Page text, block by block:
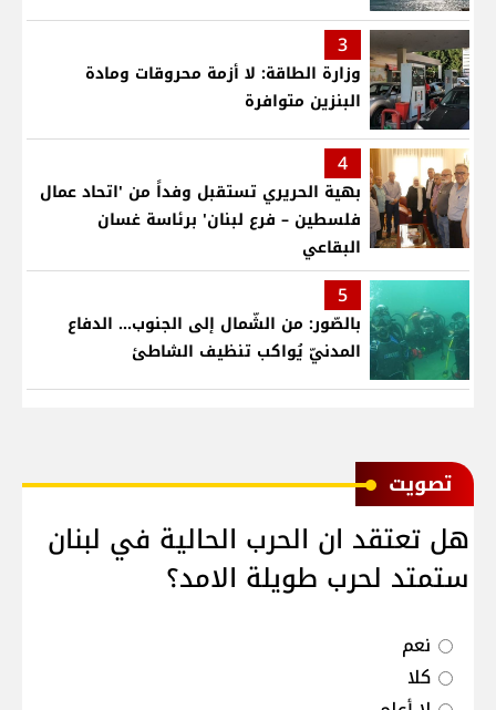
3
وزارة الطاقة: لا أزمة محروقات ومادة
البنزين متوافرة
4
بهية الحريري تستقبل وفداً من 'اتحاد عمال
فلسطين – فرع لبنان' برئاسة غسان
البقاعي
5
بالصّور: من الشّمال إلى الجنوب... الدفاع
المدنيّ يُواكب تنظيف الشاطئ
ﺗﺼﻮﻳﺖ
هل تعتقد ان الحرب الحالية في لبنان
ستمتد لحرب طويلة الامد؟
نعم
كلا